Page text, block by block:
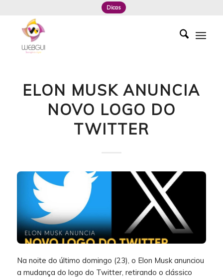
Dicas
ELON MUSK ANUNCIA
NOVO LOGO DO
TWITTER
Na noite do último domingo (23), o Elon Musk anunciou
a mudança do logo do Twitter, retirando o clássico